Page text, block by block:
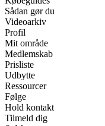
Sådan gør du
Videoarkiv
Profil
Mit område
Medlemskab
Prisliste
Udbytte
Ressourcer
Følge
Hold kontakt
Tilmeld dig